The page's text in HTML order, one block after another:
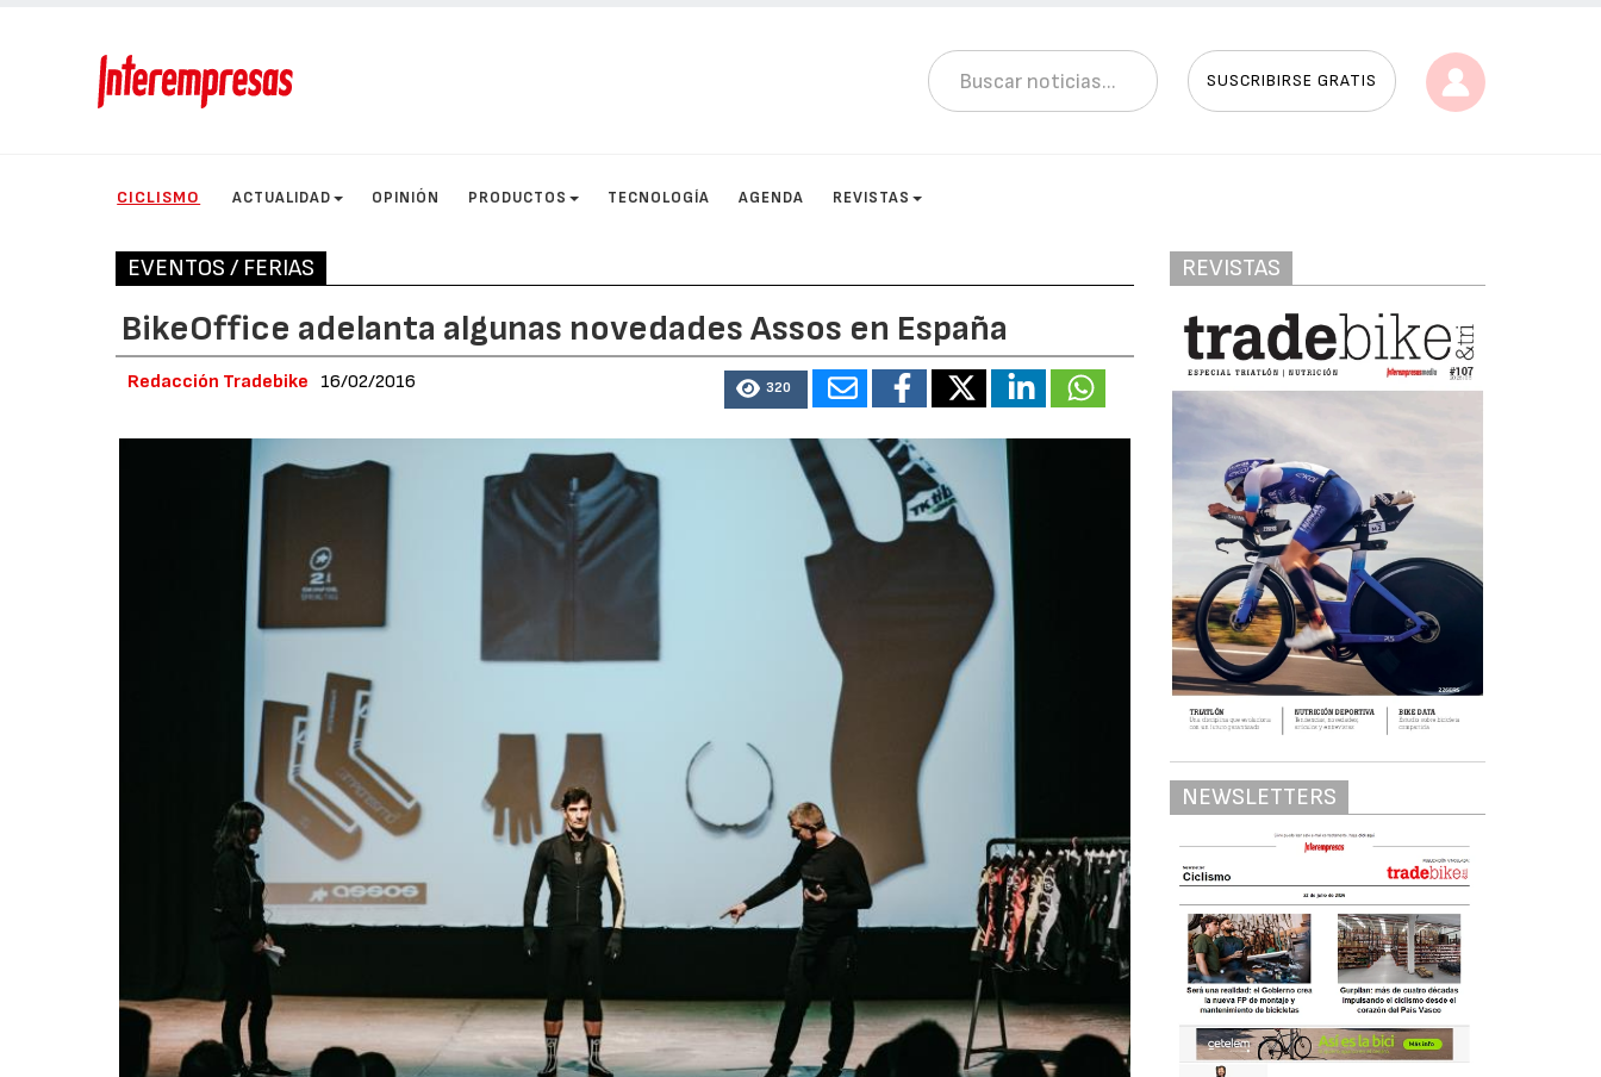
SUSCRIBIRSE GRATIS
CICLISMO ACTUALIDAD OPINIÓN PRODUCTOS TECNOLOGÍA AGENDA REVISTAS
EVENTOS / FERIAS
BikeOffice adelanta algunas novedades Assos en España
Redacción Tradebike 16/02/2016 320
REVISTAS
NEWSLETTERS